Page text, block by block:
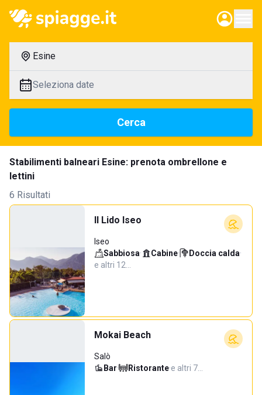
Esine
Seleziona date
Cerca
Stabilimenti balneari Esine: prenota ombrellone e
lettini
6 Risultati
Il Lido Iseo
Iseo
Sabbiosa· Cabine· Doccia calda·
e altri 12…
Mokai Beach
Salò
Bar· Ristorante·e altri 7…